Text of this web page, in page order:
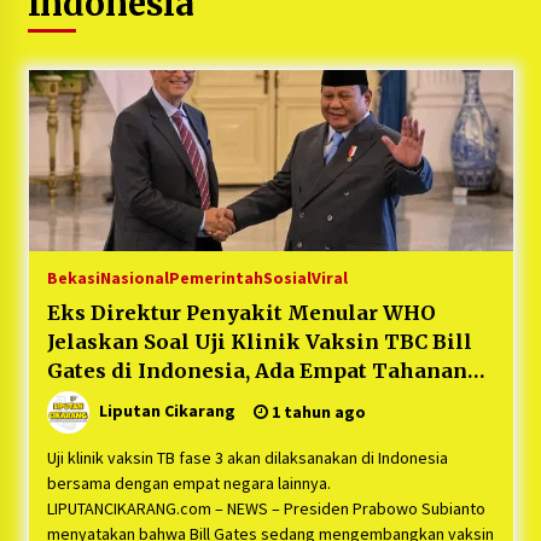
PNM Hadir dalam Setiap Langkah Dikha, Penari
Aura Farming yang Viral Ternyata Anak
Nasabah PNM Mekaar
1 tahun ago
Duh Kacau Banget, Karena Kecewa Tak Dapat
Fasilitas yang Sesuai, Para Peserta Retret
Aparatur Desa Kabupaten Bekasi Pulang duluan
Sebelum Waktunya
1 tahun ago
Kartini Penggerak Lingkungan dari Sampah
Bukit Berlian
1 tahun ago
PNM Berangkatkan Ratusan Peserta : Mudik
1 tahun ago
Ketua Umum Jurpala KOSMI Indonesia Gilang
BekasiNasionalPemerintahSosialViral
Eks Direktur Penyakit Menular WHO
Jelaskan Soal Uji Klinik Vaksin TBC Bill
Gates di Indonesia, Ada Empat Tahanan
dan Sukarela
Liputan Cikarang 1 tahun ago
Uji klinik vaksin TB fase 3 akan dilaksanakan di Indonesia
bersama dengan empat negara lainnya.
LIPUTANCIKARANG.com – NEWS – Presiden Prabowo Subianto
menyatakan bahwa Bill Gates sedang mengembangkan vaksin